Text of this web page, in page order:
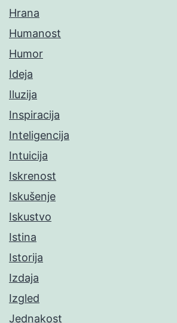
Hrana
Humanost
Humor
Ideja
Iluzija
Inspiracija
Inteligencija
Intuicija
Iskrenost
Iskušenje
Iskustvo
Istina
Istorija
Izdaja
Izgled
Jednakost